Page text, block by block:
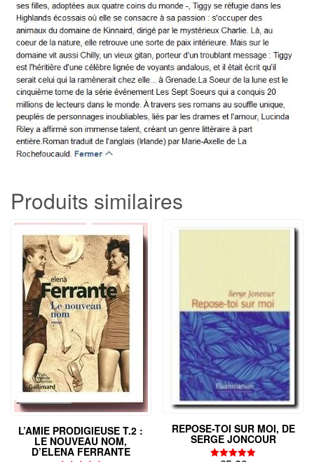
lune
Lucinda
Riley
Produits similaires
L’AMIE PRODIGIEUSE T.2 :
LE NOUVEAU NOM,
D’ELENA FERRANTE
REPOSE-TOI SUR MOI, DE
SERGE JONCOUR